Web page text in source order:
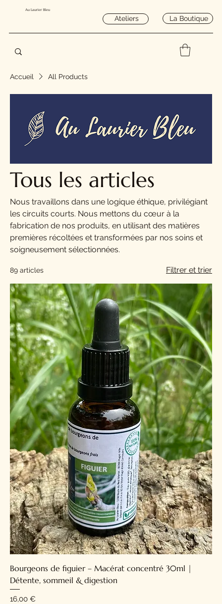
Au Laurier Bleu
Ateliers La Boutique
Accueil All Products
Tous les articles
Nous travaillons dans une logique éthique, privilégiant
les circuits courts. Nous mettons du cœur à la
fabrication de nos produits, en utilisant des matières
premières récoltées et transformées par nos soins et
soigneusement sélectionnées.
89 articles Filtrer et trier
Bourgeons de figuier – Macérat concentré 30ml |
Détente, sommeil & digestion
Prix
16,00 €